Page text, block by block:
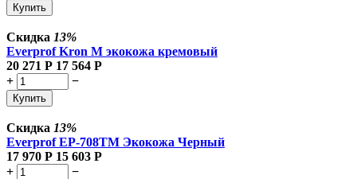
Купить
Скидка 13%
Everprof Kron M экокожа кремовый
20 271 Р 17 564 Р
+
−
Купить
Скидка 13%
Everprof EP-708TM Экокожа Черный
17 970 Р 15 603 Р
+
−